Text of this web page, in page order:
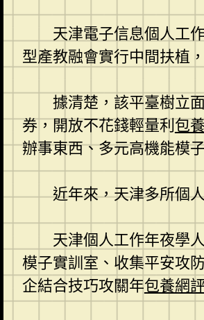
天津電子信息個人工
型產教融會實行中間扶植
據清楚，該平臺樹立
券，開放不花錢輕量利包
辦事東西、多元高機能模
近年來，天津多所個
天津個人工作年夜學
模子實訓室、收集平安攻
企結合技巧攻關年包養網